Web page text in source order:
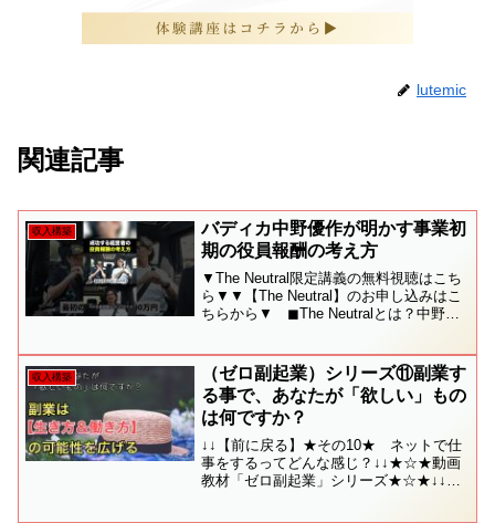
lutemic
関連記事
収入構築
バディカ中野優作が明かす事業初
期の役員報酬の考え方
▼The Neutral限定講義の無料視聴はこち
ら▼▼【The Neutral】のお申し込みはこ
ちらから▼ ◼︎The Neutralとは？中野優
ウのシェアと、部活のよ...
収入構築
（ゼロ副起業）シリーズ⑪副業す
る事で、あなたが「欲しい」もの
は何ですか？
↓↓【前に戻る】★その10★ ネットで仕
事をするってどんな感じ？↓↓★☆★動画
教材「ゼロ副起業」シリーズ★☆★↓↓一